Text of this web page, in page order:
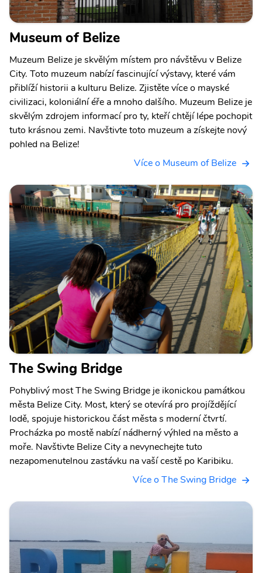
Museum of Belize
Muzeum Belize je skvělým místem pro návštěvu v Belize
City. Toto muzeum nabízí fascinující výstavy, které vám
přiblíží historii a kulturu Belize. Zjistěte více o mayské
civilizaci, koloniální éře a mnoho dalšího. Muzeum Belize je
skvělým zdrojem informací pro ty, kteří chtějí lépe pochopit
tuto krásnou zemi. Navštivte toto muzeum a získejte nový
pohled na Belize!
Více o Museum of Belize
The Swing Bridge
Pohyblivý most The Swing Bridge je ikonickou památkou
města Belize City. Most, který se otevírá pro projíždějící
lodě, spojuje historickou část města s moderní čtvrtí.
Procházka po mostě nabízí nádherný výhled na město a
moře. Navštivte Belize City a nevynechejte tuto
nezapomenutelnou zastávku na vaší cestě po Karibiku.
Více o The Swing Bridge